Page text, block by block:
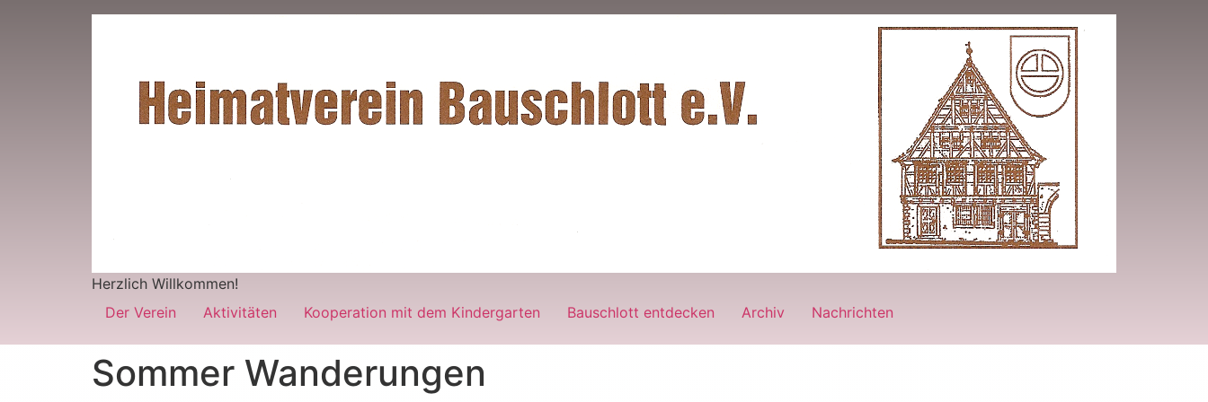
Herzlich Willkommen!
Der Verein
Aktivitäten Kooperation mit dem Kindergarten Bauschlott entdecken Archiv Nachrichten
Sommer Wanderungen